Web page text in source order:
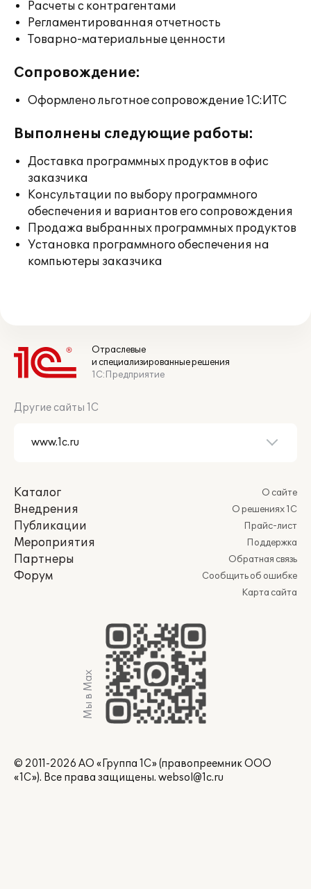
Расчеты с контрагентами
Регламентированная отчетность
Товарно-материальные ценности
Сопровождение:
Оформлено льготное сопровождение 1С:ИТС
Выполнены следующие работы:
Доставка программных продуктов в офис
заказчика
Консультации по выбору программного
обеспечения и вариантов его сопровождения
Продажа выбранных программных продуктов
Установка программного обеспечения на
компьютеры заказчика
Отраслевые
и специализированные решения
1С:Предприятие
Другие сайты 1С
Каталог
Внедрения
Публикации
Мероприятия
Партнеры
Форум
О сайте
О решениях 1С
Прайс-лист
Поддержка
Обратная связь
Сообщить об ошибке
Карта сайта
Мы в Max
© 2011-2026 АО «Группа 1С» (правопреемник ООО
«1С»). Все права защищены. websol@1c.ru